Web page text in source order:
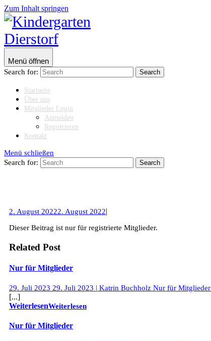
Zum Inhalt springen
Menü öffnen
Search for:
Startseite
Über uns
Mitglieder Login
Anmelden
Registrieren
Kontakt
Menü schließen
Search for:
2. August 20222. August 2022|
Dieser Beitrag ist nur für registrierte Mitglieder.
Related Post
Nur für Mitglieder
29. Juli 2023 29. Juli 2023 | Katrin Buchholz Nur für Mitglieder
[...]
WeiterlesenWeiterlesen
Nur für Mitglieder